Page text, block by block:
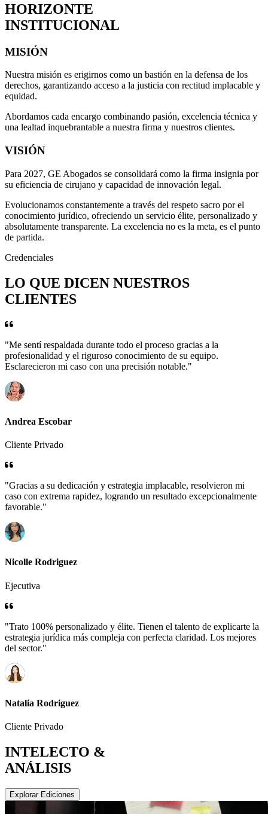
HORIZONTE
INSTITUCIONAL
MISIÓN
Nuestra misión es erigirnos como un bastión en la defensa de los
derechos, garantizando acceso a la justicia con rectitud implacable y
equidad.
Abordamos cada encargo combinando pasión, excelencia técnica y
una lealtad inquebrantable a nuestra firma y nuestros clientes.
VISIÓN
Para 2027, GE Abogados se consolidará como la firma insignia por
su eficiencia de cirujano y capacidad de innovación legal.
Evolucionamos constantemente a través del respeto sacro por el
conocimiento jurídico, ofreciendo un servicio élite, personalizado y
absolutamente transparente. La excelencia no es la meta, es el punto
de partida.
Credenciales
LO QUE DICEN NUESTROS
CLIENTES
"Me sentí respaldada durante todo el proceso gracias a la
profesionalidad y el riguroso conocimiento de su equipo.
Esclarecieron mi caso con una precisión notable."
Andrea Escobar
Cliente Privado
"Gracias a su dedicación y estrategia implacable, resolvieron mi
caso con extrema rapidez, logrando un resultado excepcionalmente
favorable."
Nicolle Rodriguez
Ejecutiva
"Trato 100% personalizado y élite. Tienen el talento de explicarte la
estrategia jurídica más compleja con perfecta claridad. Los mejores
del sector."
Natalia Rodriguez
Cliente Privado
INTELECTO &
ANÁLISIS
Explorar Ediciones